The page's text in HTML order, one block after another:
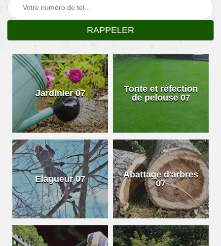
Jardinier 07
Tonte et réfection
de pelouse 07
Elagueur 07
Abattage d'arbres
07